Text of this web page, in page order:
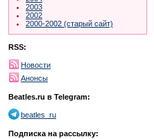
2003
2002
2000-2002 (старый сайт)
RSS:
Новости
Анонсы
Beatles.ru в Telegram:
beatles_ru
Подписка на рассылку: